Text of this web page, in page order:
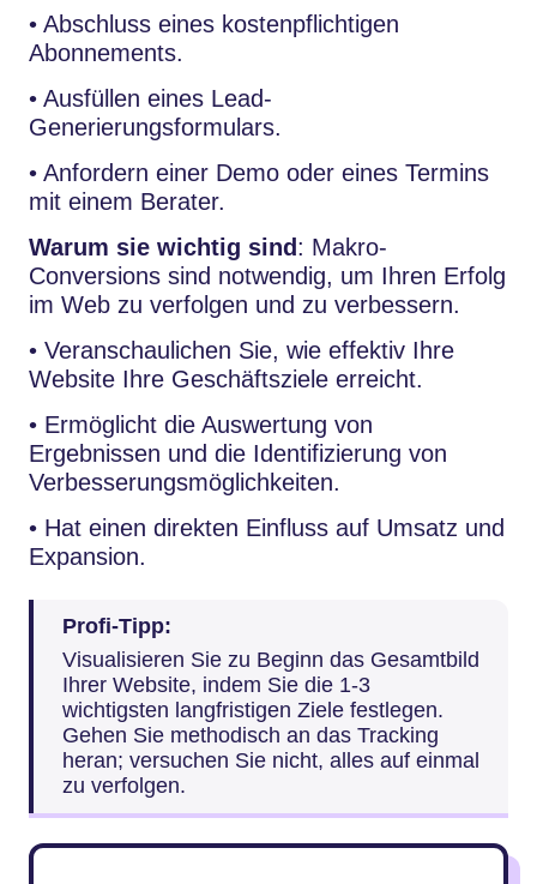
• Abschluss eines kostenpflichtigen
Abonnements.
• Ausfüllen eines Lead-
Generierungsformulars.
• Anfordern einer Demo oder eines Termins
mit einem Berater.
Warum sie wichtig sind: Makro-
Conversions sind notwendig, um Ihren Erfolg
im Web zu verfolgen und zu verbessern.
• Veranschaulichen Sie, wie effektiv Ihre
Website Ihre Geschäftsziele erreicht.
• Ermöglicht die Auswertung von
Ergebnissen und die Identifizierung von
Verbesserungsmöglichkeiten.
• Hat einen direkten Einfluss auf Umsatz und
Expansion.
Profi-Tipp:
Visualisieren Sie zu Beginn das Gesamtbild
Ihrer Website, indem Sie die 1-3
wichtigsten langfristigen Ziele festlegen.
Gehen Sie methodisch an das Tracking
heran; versuchen Sie nicht, alles auf einmal
zu verfolgen.